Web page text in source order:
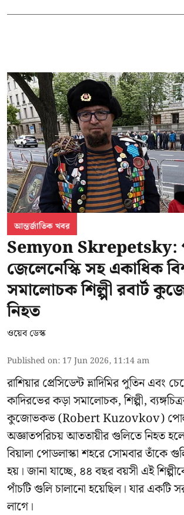
আন্তর্জাতিক খবর
Semyon Skrepetsky:
জেলেনেস্কি সহ একাধিক
সমালোচক শিল্পী রবার্ট
নিহত
ওয়েব ডেস্ক
Published on: 17 Jun 2026, 11:14 am
রাশিয়ার প্রেসিডেন্ট ভ্লাদিমির পুতিন এবং
কাদিরভের কড়া সমালোচক, শিল্পী,
কুজোভকভ (Robert Kuzovkov)
অজ্ঞাতপরিচয় আততায়ীর গুলিতে নিহত
বিয়ালা পোডলাস্কা শহরে সোমবার তাঁকে
হয়। জানা যাচ্ছে, ৪৪ বছর বয়সী এই
পাঁচটি গুলি চালানো হয়েছিল। যার একটি
লাগে।